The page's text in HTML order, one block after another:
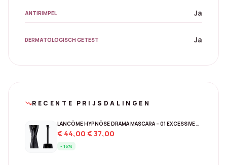
ANTIRIMPEL Ja
DERMATOLOGISCH GETEST Ja
trending_downRECENTE PRIJSDALINGEN
LANCÔME HYPNÔSE DRAMA MASCARA – 01 EXCESSIVE BLACK
€44,00Original
€37,00
- 16%